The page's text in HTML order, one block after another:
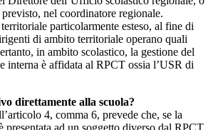
nel coordinatore regionale.
particolarmente esteso, al fine di
di ambito territoriale operano quali
in ambito scolastico, la gestione del
interna è affidata al RPCT ossia l’USR di
direttamente alla scuola?
4, comma 6, prevede che, se la